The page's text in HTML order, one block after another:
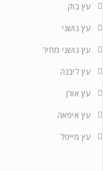
עץ בוק
עץ גושני
עץ גושני מחיר
עץ ליבנה
עץ אורן
עץ איפאה
עץ מייפל